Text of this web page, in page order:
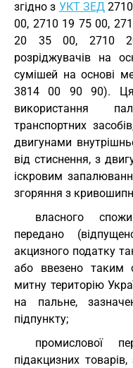
згідно з УКТ ЗЕД2710
00, 2710 19 75 00,
20 35 00, 2710
розріджувачів на
сумішей на основі
3814 00 90 90).
використання
транспортних
двигунами
від стиснення, з
іскровим
згоряння з
власного
передано
акцизного податку
або ввезено таким
митну територію
на пальне,
підпункту;
промислової
підакцизних